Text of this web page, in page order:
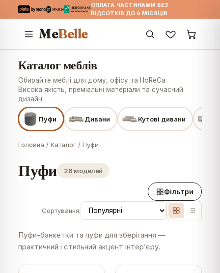
ОПЛАТА ЧАСТИНАМИ БЕЗ
ВІДСОТКІВ ДО 6 МІСЯЦІВ
MeBelle
Каталог меблів
Обирайте меблі для дому, офісу та HoReCa.
Висока якість, преміальні матеріали та сучасний
дизайн.
Пуфи Дивани Кутові дивани
Головна /Каталог /Пуфи
Пуфи 26 моделей
Фільтри
Сортування:
Пуфи-банкетки та пуфи для зберігання —
практичний і стильний акцент інтер’єру.